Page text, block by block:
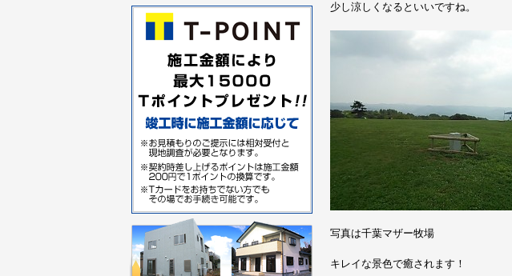
少し涼しくなるといいですね。
写真は千葉マザー牧場
キレイな景色で癒されます！